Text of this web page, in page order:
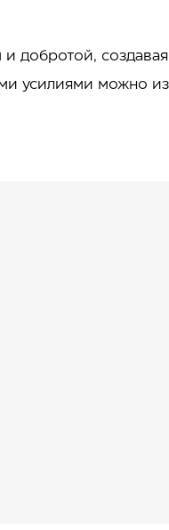
добротой,
усилиями можно